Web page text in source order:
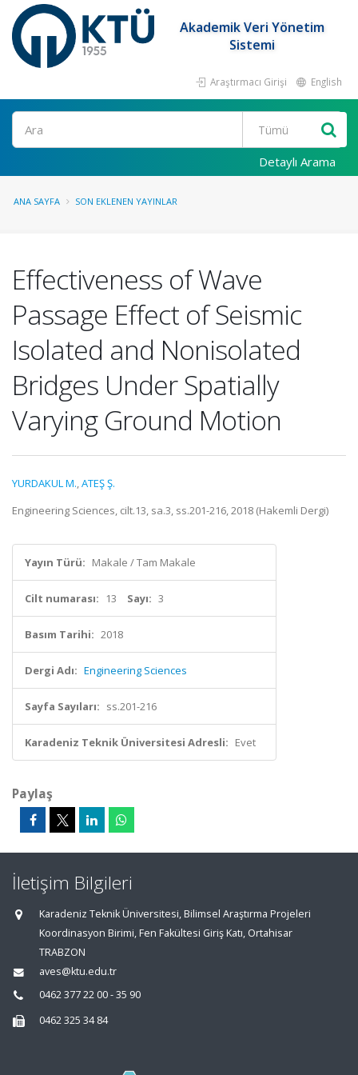
Akademik Veri Yönetim
Sistemi
Araştırmacı Girişi English
Ara
Detaylı Arama
ANA SAYFA SON EKLENEN YAYINLAR
Effectiveness of Wave
Passage Effect of Seismic
Isolated and Nonisolated
Bridges Under Spatially
Varying Ground Motion
YURDAKUL M.,ATEŞ Ş.
Engineering Sciences, cilt.13, sa.3, ss.201-216, 2018 (Hakemli Dergi)
Yayın Türü: Makale / Tam Makale
Cilt numarası: 13 Sayı: 3
Basım Tarihi: 2018
Dergi Adı: Engineering Sciences
Sayfa Sayıları: ss.201-216
Karadeniz Teknik Üniversitesi Adresli: Evet
Paylaş
İletişim Bilgileri
Karadeniz Teknik Üniversitesi, Bilimsel Araştırma Projeleri
Koordinasyon Birimi, Fen Fakültesi Giriş Katı, Ortahisar
TRABZON
aves@ktu.edu.tr
0462 377 22 00 - 35 90
0462 325 34 84